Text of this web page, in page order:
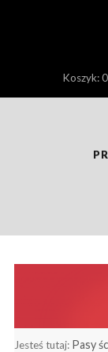
Koszyk:
Jesteś tutaj: Pasy